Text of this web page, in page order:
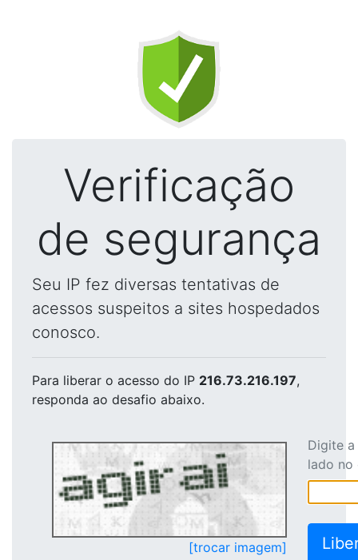
Verificação
de segurança
Seu IP fez diversas tentativas de
acessos suspeitos a sites hospedados
conosco.
Para liberar o acesso do IP 216.73.216.197,
responda ao desafio abaixo.
[trocar imagem]
Digite
lado no